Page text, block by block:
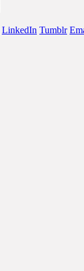
LinkedIn Tumblr